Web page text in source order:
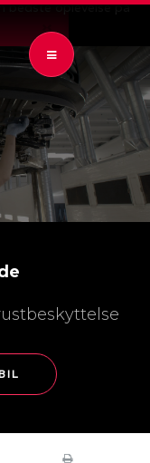
4
GARANTI)
2
2
bedste oplevelse på